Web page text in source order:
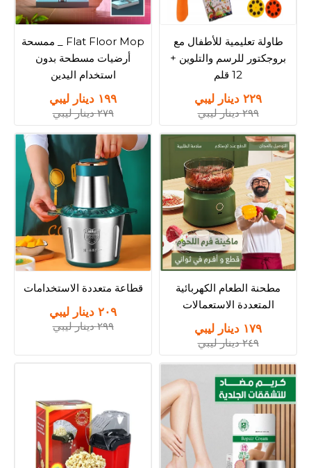
طاولة تعليمية للأطفال مع
بروجكتور للرسم والتلوين +
12 قلم
٢٢٩ دينار ليبي
٢٩٩ دينار ليبي
Flat Floor Mop _ ممسحة
أرضيات مسطحة بدون
استخدام اليدين
١٩٩ دينار ليبي
٢٧٩ دينار ليبي
مطحنة الطعام الكهربائية
المتعددة الاستعمالات
١٧٩ دينار ليبي
٢٤٩ دينار ليبي
قطاعة متعددة الاستخدامات
٢٠٩ دينار ليبي
٢٩٩ دينار ليبي